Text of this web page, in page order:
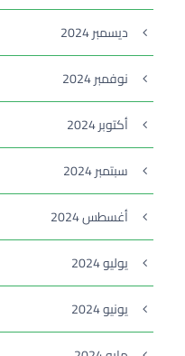
ديسمبر 2024
نوفمبر 2024
أكتوبر 2024
سبتمبر 2024
أغسطس 2024
يوليو 2024
يونيو 2024